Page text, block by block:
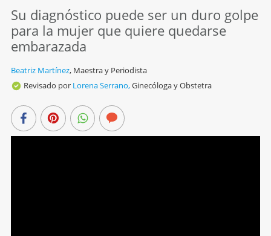
Su diagnóstico puede ser un duro golpe
para la mujer que quiere quedarse
embarazada
Beatriz Martínez, Maestra y Periodista
Revisado por Lorena Serrano,Ginecóloga y Obstetra